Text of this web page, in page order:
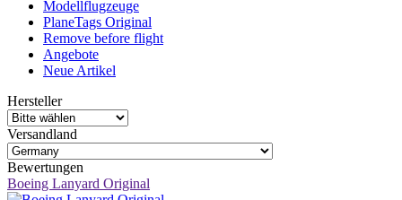
Modellflugzeuge
PlaneTags Original
Remove before flight
Angebote
Neue Artikel
Hersteller
Versandland
Bewertungen
Boeing Lanyard Original